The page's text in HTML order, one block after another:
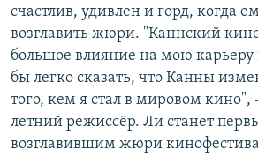
счастлив, удивлен и горд, когда
возглавить жюри. "Каннский
большое влияние на мою
бы легко сказать, что Канны
того, кем я стал в мировом кино",
летний режиссёр. Ли станет
возглавившим жюри